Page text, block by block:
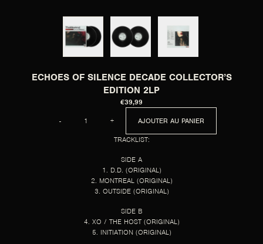
ECHOES OF SILENCE DECADE COLLECTOR’S
EDITION 2LP
€39,99
-
+
AJOUTER AU PANIER
TRACKLIST:
SIDE A
1. D.D. (ORIGINAL)
2. MONTREAL (ORIGINAL)
3. OUTSIDE (ORIGINAL)
SIDE B
4. XO / THE HOST (ORIGINAL)
5. INITIATION (ORIGINAL)